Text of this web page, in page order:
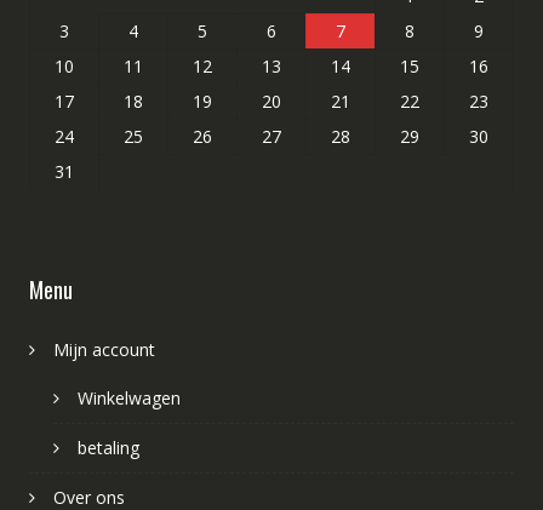
3
4 5 6 7 8
9
10
11 12 13 14 15
16
17
18 19 20 21 22
23
24
25 26 27 28 29
30
31
Menu
Mijn account
Winkelwagen
betaling
Over ons